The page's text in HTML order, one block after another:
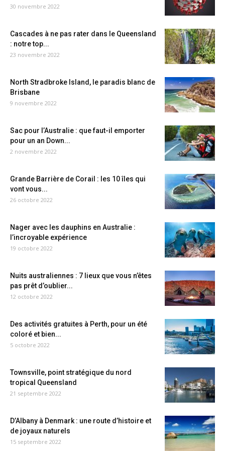
30 novembre 2022
Cascades à ne pas rater dans le Queensland
: notre top...
23 novembre 2022
North Stradbroke Island, le paradis blanc de
Brisbane
9 novembre 2022
Sac pour l’Australie : que faut-il emporter
pour un an Down...
2 novembre 2022
Grande Barrière de Corail : les 10 îles qui
vont vous...
26 octobre 2022
Nager avec les dauphins en Australie :
l’incroyable expérience
19 octobre 2022
Nuits australiennes : 7 lieux que vous n’êtes
pas prêt d’oublier...
12 octobre 2022
Des activités gratuites à Perth, pour un été
coloré et bien...
5 octobre 2022
Townsville, point stratégique du nord
tropical Queensland
21 septembre 2022
D’Albany à Denmark : une route d’histoire et
de joyaux naturels
15 septembre 2022